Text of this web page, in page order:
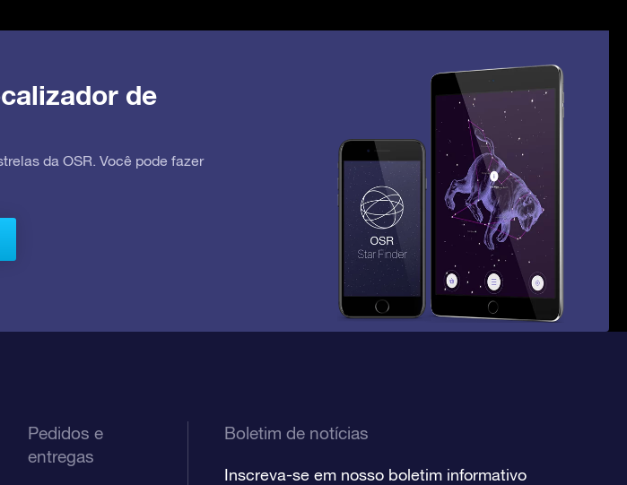
de
da OSR. Você pode fazer
Pedidos e
entregas
Boletim de notícias
Inscreva-se em nosso boletim informativo